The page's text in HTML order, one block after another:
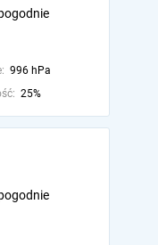
996 hPa
25%